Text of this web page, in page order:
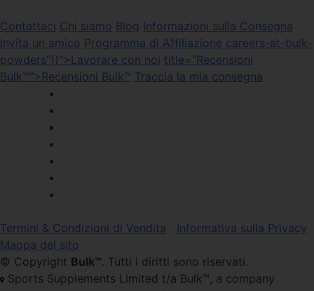
Contattaci Chi siamo Blog Informazioni sulla Consegna
Invita un amico Programma di Affiliazione careers-at-bulk-
powders"}}">Lavorare con noi title="Recensioni
Bulk™">Recensioni Bulk™ Traccia la mia consegna
Termini & Condizioni di Vendita
Informativa sulla Privacy
Mappa del sito
© Copyright Bulk™. Tutti i diritti sono riservati.
Sports Supplements Limited t/a Bulk™, a company